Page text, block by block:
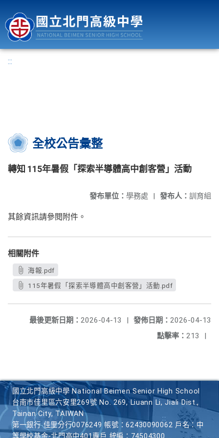
:::
全校公告彙整
轉知 115年暑假「探索半導體高中創客營」活動
發布人： 訓育組
發布單位： 學務處 |
其餘資訊請參閱附件。
相關附件
海報.pdf
115年暑假「探索半導體高中創客營」活動.pdf
發佈日期： 2026-04-13
最後更新日期： 2026-04-13
|
點擊率： 213 |
國立北門高級中學 National Beimen Senior High School
台南市佳里區六安里269號 No. 269, Liuann Li, Jiali Dist.,
Tainan City, TAIWAN
第一銀行 佳里分行0076249 帳號：62430090062 戶名：中
等學校基金-北門高中401專戶 統編：74504300